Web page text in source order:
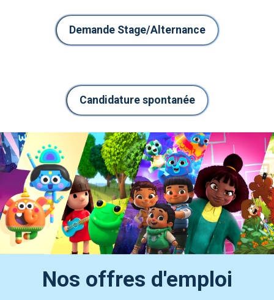
Demande Stage/Alternance
Candidature spontanée
Nos offres d'emploi